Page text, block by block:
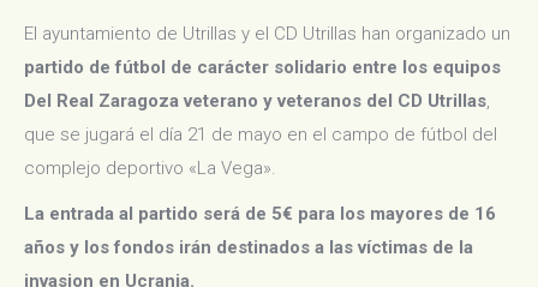
El ayuntamiento de Utrillas y el CD Utrillas han organizado un
partido de fútbol de carácter solidario entre los equipos
Del Real Zaragoza veterano y veteranos del CD Utrillas,
que se jugará el día 21 de mayo en el campo de fútbol del
complejo deportivo «La Vega».
La entrada al partido será de 5€ para los mayores de 16
años y los fondos irán destinados a las víctimas de la
invasion en Ucrania.